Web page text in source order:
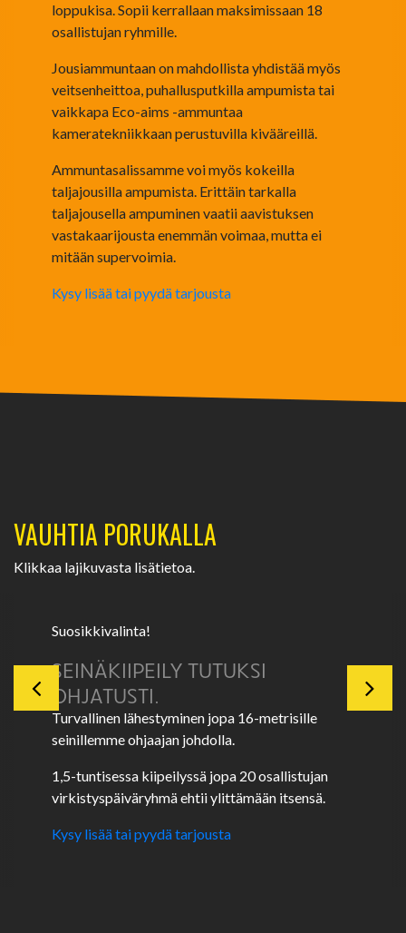
loppukisa. Sopii kerrallaan maksimissaan 18
osallistujan ryhmille.
Jousiammuntaan on mahdollista yhdistää myös
veitsenheittoa, puhallusputkilla ampumista tai
vaikkapa Eco-aims -ammuntaa
kameratekniikkaan perustuvilla kivääreillä.
Ammuntasalissamme voi myös kokeilla
taljajousilla ampumista. Erittäin tarkalla
taljajousella ampuminen vaatii aavistuksen
vastakaarijousta enemmän voimaa, mutta ei
mitään supervoimia.
Kysy lisää tai pyydä tarjousta
VAUHTIA PORUKALLA
Klikkaa lajikuvasta lisätietoa.
Suosikkivalinta!
SEINÄKIIPEILY TUTUKSI
OHJATUSTI.
Turvallinen lähestyminen jopa 16-metrisille
seinillemme ohjaajan johdolla.
1,5-tuntisessa kiipeilyssä jopa 20 osallistujan
virkistyspäiväryhmä ehtii ylittämään itsensä.
Kysy lisää tai pyydä tarjousta